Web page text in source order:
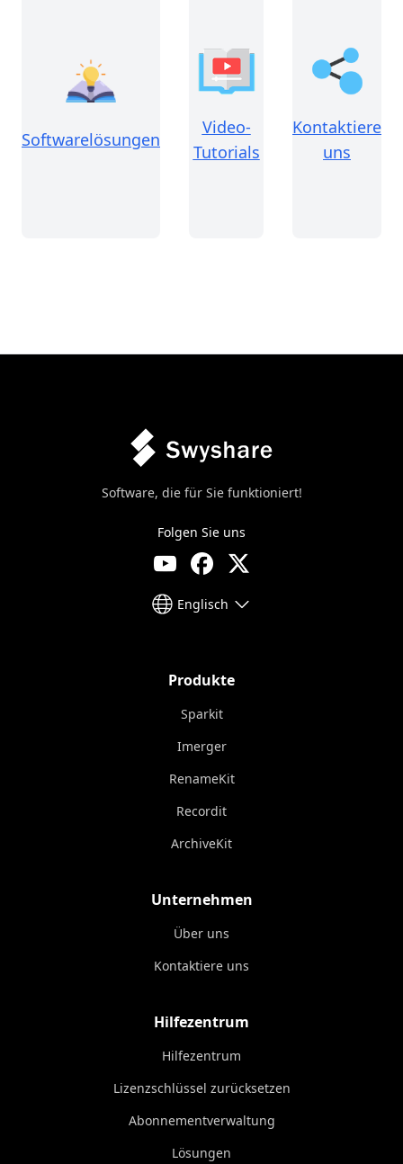
Softwarelösungen
Video-
Tutorials
Kontaktiere
uns
Software, die für Sie funktioniert!
Folgen Sie uns
Englisch
Produkte
Sparkit
Imerger
RenameKit
Recordit
ArchiveKit
Unternehmen
Über uns
Kontaktiere uns
Hilfezentrum
Hilfezentrum
Lizenzschlüssel zurücksetzen
Abonnementverwaltung
Lösungen